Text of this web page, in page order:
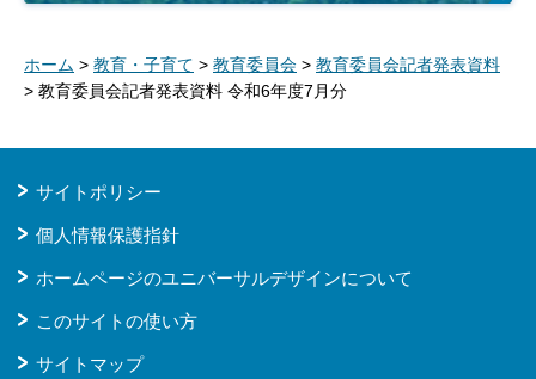
ホーム > 教育・子育て > 教育委員会 > 教育委員会記者発表資料
> 教育委員会記者発表資料 令和6年度7月分
サイトポリシー
個人情報保護指針
ホームページのユニバーサルデザインについて
このサイトの使い方
サイトマップ